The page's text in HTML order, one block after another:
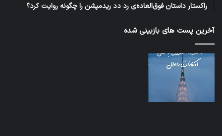
راکستار داستان فوق‌العاده‌ی رد دد ریدمپشن را چگونه روایت کرد؟
آخرین پست های بازبینی شده